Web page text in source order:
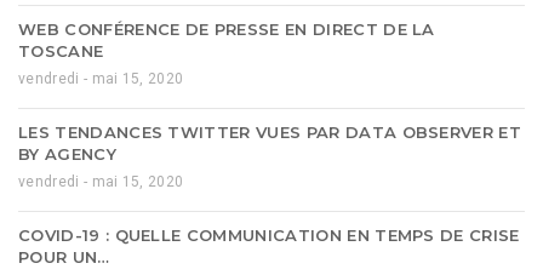
WEB CONFÉRENCE DE PRESSE EN DIRECT DE LA
TOSCANE
vendredi - mai 15, 2020
LES TENDANCES TWITTER VUES PAR DATA OBSERVER ET
BY AGENCY
vendredi - mai 15, 2020
COVID-19 : QUELLE COMMUNICATION EN TEMPS DE CRISE
POUR UN…